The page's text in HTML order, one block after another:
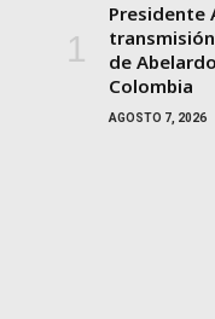
Presidente
de
Colombia
AGOSTO 7, 2026